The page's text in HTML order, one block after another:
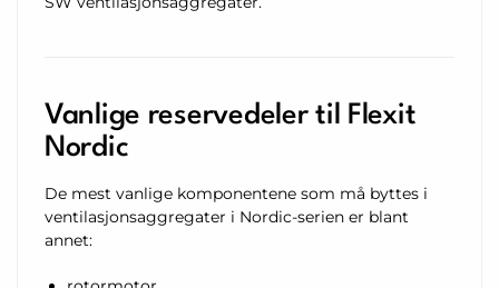
Vanlige reservedeler til Flexit
Nordic
De mest vanlige komponentene som må byttes i
ventilasjonsaggregater i Nordic-serien er blant
annet: